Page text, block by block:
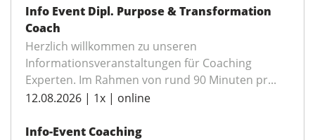
Info Event Dipl. Purpose & Transformation
Coach
Herzlich willkommen zu unseren
Informationsveranstaltungen für Coaching
Experten. Im Rahmen von rund 90 Minuten pr...
12.08.2026 | 1x | online
Info-Event Coaching